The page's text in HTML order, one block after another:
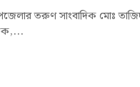
তরুণ সাংবাদিক মোঃ